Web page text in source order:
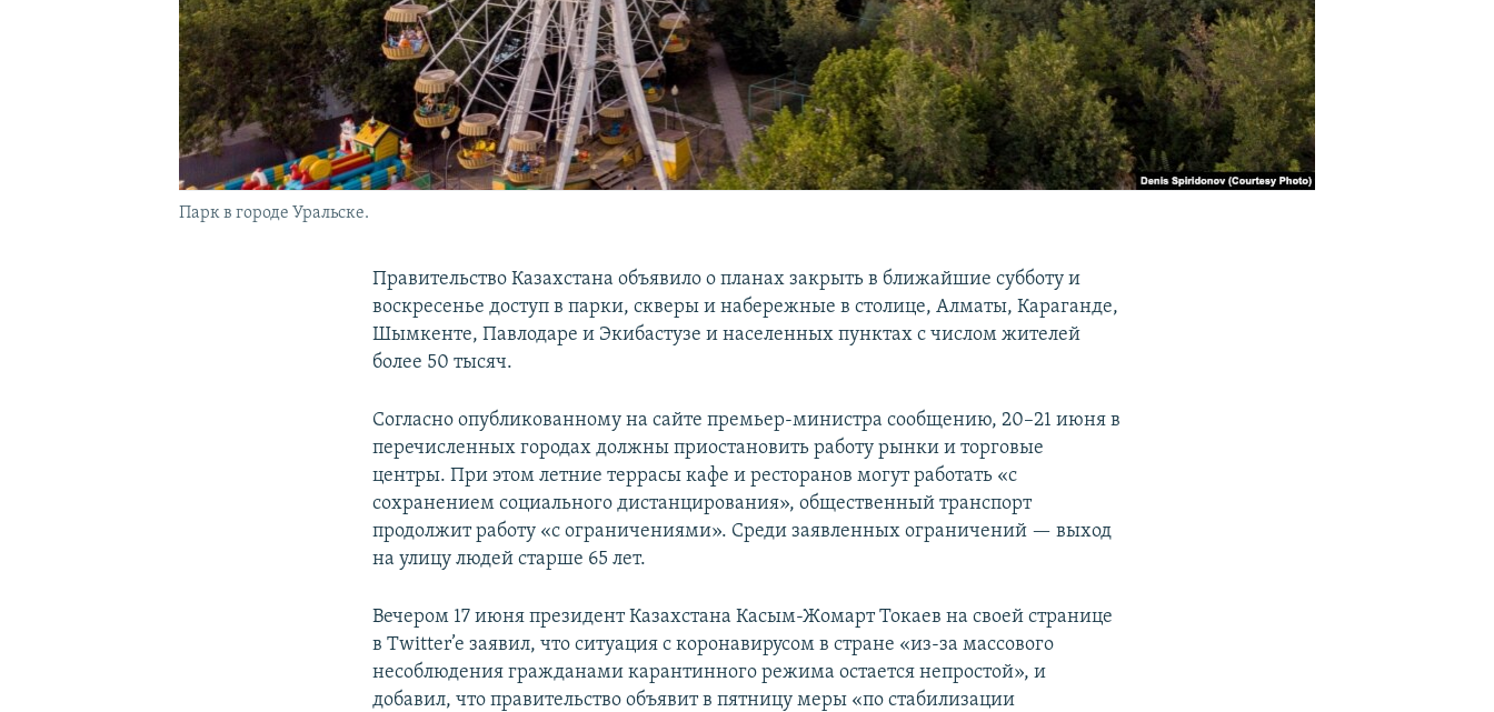
Парк в городе Уральске.
Правительство Казахстана объявило о планах закрыть в ближайшие субботу и
воскресенье доступ в парки, скверы и набережные в столице, Алматы, Караганде,
Шымкенте, Павлодаре и Экибастузе и населенных пунктах с числом жителей
более 50 тысяч.
Согласно опубликованному на сайте премьер-министра сообщению, 20–21 июня в
перечисленных городах должны приостановить работу рынки и торговые
центры. При этом летние террасы кафе и ресторанов могут работать «с
сохранением социального дистанцирования», общественный транспорт
продолжит работу «с ограничениями». Среди заявленных ограничений — выход
на улицу людей старше 65 лет.
Вечером 17 июня президент Казахстана Касым-Жомарт Токаев на своей странице
в Twitter’e заявил, что ситуация с коронавирусом в стране «из-за массового
несоблюдения гражданами карантинного режима остается непростой», и
добавил, что правительство объявит в пятницу меры «по стабилизации